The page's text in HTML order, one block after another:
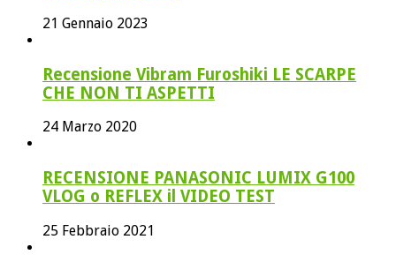
21 Gennaio 2023
Recensione Vibram Furoshiki LE SCARPE
CHE NON TI ASPETTI
24 Marzo 2020
RECENSIONE PANASONIC LUMIX G100
VLOG o REFLEX il VIDEO TEST
25 Febbraio 2021